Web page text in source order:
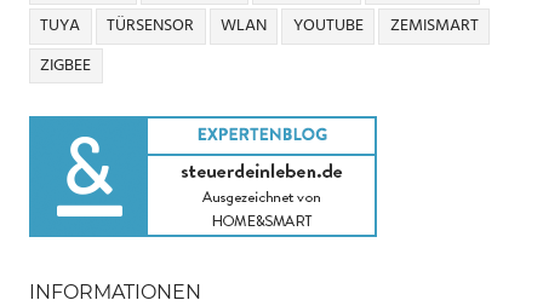
TUYA
TÜRSENSOR WLAN YOUTUBE
ZEMISMART
ZIGBEE
INFORMATIONEN